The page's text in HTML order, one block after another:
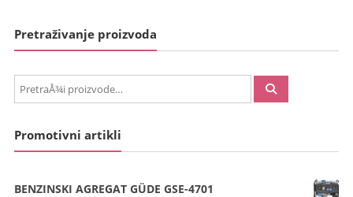
Pretraživanje proizvoda
PretraÅ¾i:
Promotivni artikli
BENZINSKI AGREGAT GÜDE GSE-4701